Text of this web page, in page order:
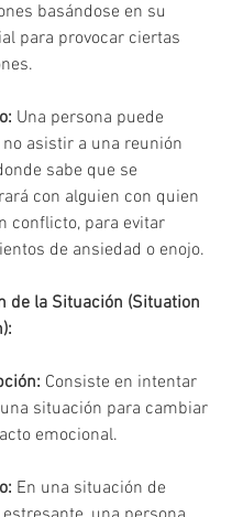
basándose en su
para provocar ciertas
Una persona puede
asistir a una reunión
sabe que se
con alguien con quien
conflicto, para evitar
de ansiedad o enojo.
de la Situación (Situation
Consiste en intentar
situación para cambiar
emocional.
En una situación de